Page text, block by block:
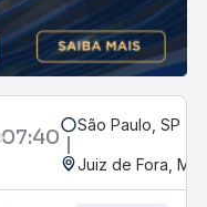
07:40 São Paulo, SP -
Juiz de Fora, MG